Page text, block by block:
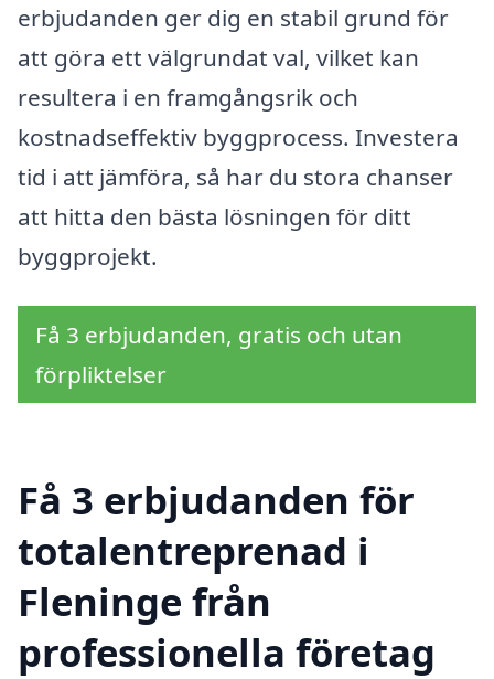
erbjudanden ger dig en stabil grund för
att göra ett välgrundat val, vilket kan
resultera i en framgångsrik och
kostnadseffektiv byggprocess. Investera
tid i att jämföra, så har du stora chanser
att hitta den bästa lösningen för ditt
byggprojekt.
Få 3 erbjudanden, gratis och utan
förpliktelser
Få 3 erbjudanden för
totalentreprenad i
Fleninge från
professionella företag